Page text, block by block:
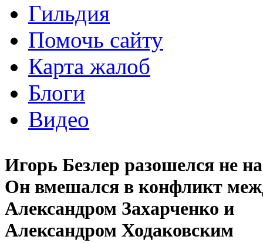
Гильдия
Помочь сайту
Карта жалоб
Блоги
Видео
Игорь Безлер разошелся не
Он вмешался в конфликт
Александром Захарченко и
Александром Ходаковским